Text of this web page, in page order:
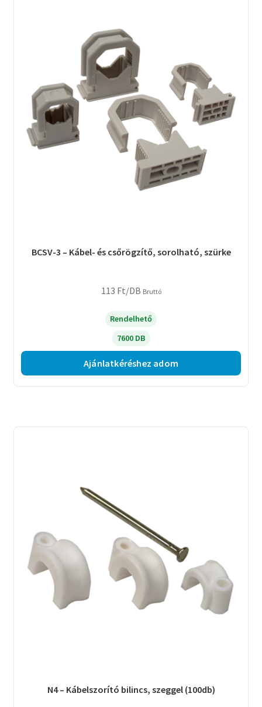
BCSV-3 – Kábel- és csőrögzítő, sorolható, szürke
113 Ft/DB Bruttó
Rendelhető
7600 DB
Ajánlatkéréshez adom
N4 – Kábelszorító bilincs, szeggel (100db)